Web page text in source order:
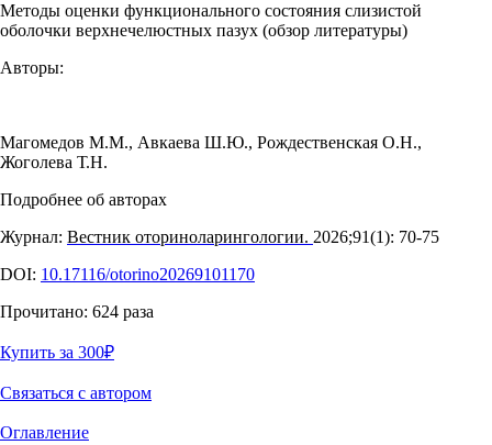
Методы оценки функционального состояния слизистой
оболочки верхнечелюстных пазух (обзор литературы)
Авторы:
Магомедов М.М., Авкаева Ш.Ю., Рождественская О.Н.,
Жоголева Т.Н.
Подробнее об авторах
Журнал: Вестник оториноларингологии. 2026;91(1): 70‑75
DOI: 10.17116/otorino20269101170
Прочитано: 624 раза
Купить за 300₽
Связаться с автором
Оглавление